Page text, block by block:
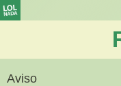
Aviso